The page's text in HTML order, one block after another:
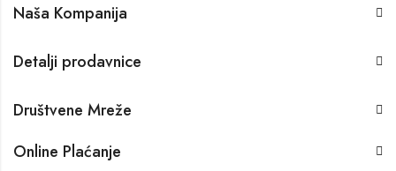
Naša Kompanija
Detalji prodavnice
Društvene Mreže
Online Plaćanje